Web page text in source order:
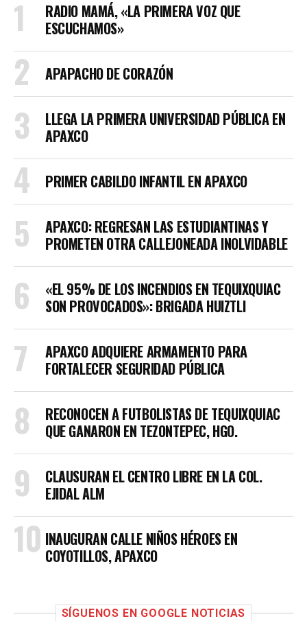
RADIO MAMÁ, «LA PRIMERA VOZ QUE
ESCUCHAMOS»
APAPACHO DE CORAZÓN
LLEGA LA PRIMERA UNIVERSIDAD PÚBLICA EN
APAXCO
PRIMER CABILDO INFANTIL EN APAXCO
APAXCO: REGRESAN LAS ESTUDIANTINAS Y
PROMETEN OTRA CALLEJONEADA INOLVIDABLE
«EL 95% DE LOS INCENDIOS EN TEQUIXQUIAC
SON PROVOCADOS»: BRIGADA HUIZTLI
APAXCO ADQUIERE ARMAMENTO PARA
FORTALECER SEGURIDAD PÚBLICA
RECONOCEN A FUTBOLISTAS DE TEQUIXQUIAC
QUE GANARON EN TEZONTEPEC, HGO.
CLAUSURAN EL CENTRO LIBRE EN LA COL.
EJIDAL ALM
INAUGURAN CALLE NIÑOS HÉROES EN
COYOTILLOS, APAXCO
SÍGUENOS EN GOOGLE NOTICIAS